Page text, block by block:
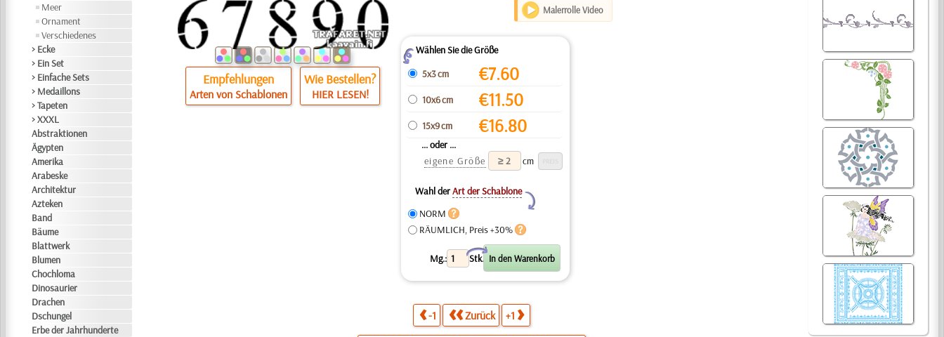
Meer
Ornament
Verschiedenes
> Ecke
> Ein Set
> Einfache Sets
> Medaillons
> Tapeten
> XXXL
Abstraktionen
Ägypten
Amerika
Arabeske
Architektur
Azteken
Band
Bäume
Blattwerk
Blumen
Chochloma
Dinosaurier
Drachen
Dschungel
Erbe der Jahrhunderte
Empfehlungen
Arten von Schablonen
Wie Bestellen?
HIER LESEN!
Malerrolle Video
ZWählen Sie die Größe
5x3 cm
€7.60
10x6 cm €11.50
15x9 cm €16.80
... oder ...
eigene Größe
cm
Wahl derArt der Schablone
Y
NORM
RÄUMLICH, Preis +30%
Mg.: Stk.
X
-1 Zurück +1